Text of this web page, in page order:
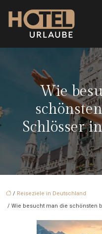
Wie
Schlösser
/ Reiseziele in Deutschland
/ Wie besucht man die schönsten